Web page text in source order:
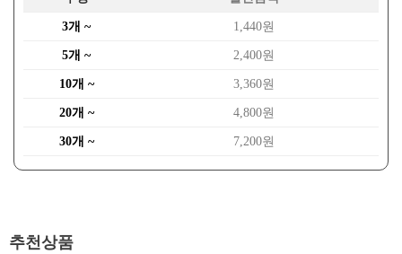
3개 ~ 1,440원
5개 ~ 2,400원
10개 ~ 3,360원
20개 ~ 4,800원
30개 ~ 7,200원
추천상품